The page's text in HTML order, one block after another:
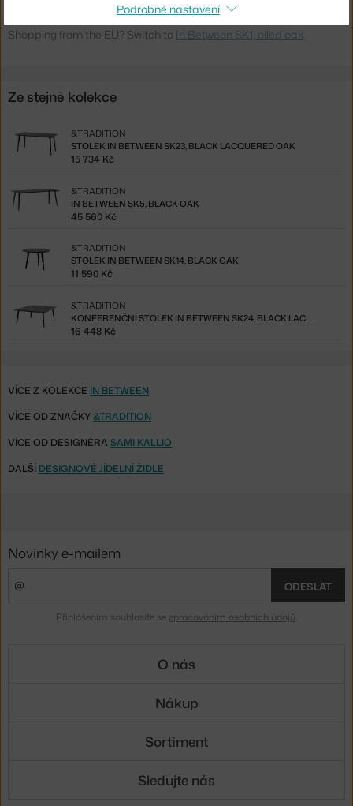
Ste zo Slovenska? Prejdite naIn Between SK1, oiled oak
Shopping from the EU? Switch to In Between SK1, oiled oak
Ze stejné kolekce
STOLEK IN BETWEEN SK23, BLACK LACQUERED OAK
&TRADITION
15 734 Kč
IN BETWEEN SK5, BLACK OAK
&TRADITION
45 560 Kč
STOLEK IN BETWEEN SK14, BLACK OAK
&TRADITION
11 590 Kč
KONFERENČNÍ STOLEK IN BETWEEN SK24, BLACK LACQUERED OAK
&TRADITION
16 448 Kč
VÍCE Z KOLEKCE IN BETWEEN
VÍCE OD ZNAČKY&TRADITION
VÍCE OD DESIGNÉRA SAMI KALLIO
DALŠÍ DESIGNOVÉ JÍDELNÍ ŽIDLE
Podrobné nastavení
Novinky e-mailem
ODESLAT
Přihlášením souhlasíte se zpracováním osobních údajů
O nás
Nákup
Sortiment
Sledujte nás